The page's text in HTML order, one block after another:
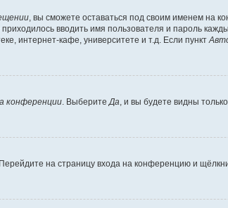
, вы сможете оставаться под своим именем на
вводить имя пользователя и пароль
интернет-кафе, университете и т.д. Если пункт
конференции . Выберите Да , и вы будете видны
на страницу входа на конференцию и